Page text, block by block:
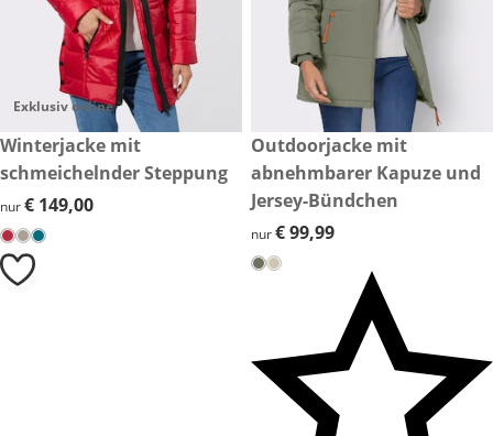
Exklusiv online
€ 149,00
Winterjacke mit
schmeichelnder Steppung
€ 149,00
nur€ 149,00
€ 99,99
Outdoorjacke mit
abnehmbarer Kapuze und
Jersey-Bündchen
€ 99,99
nur€ 99,99